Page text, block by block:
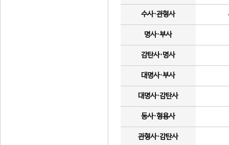
수사·관형사
명사·부사
감탄사·명사
대명사·부사
대명사·감탄사
동사·형용사
관형사·감탄사